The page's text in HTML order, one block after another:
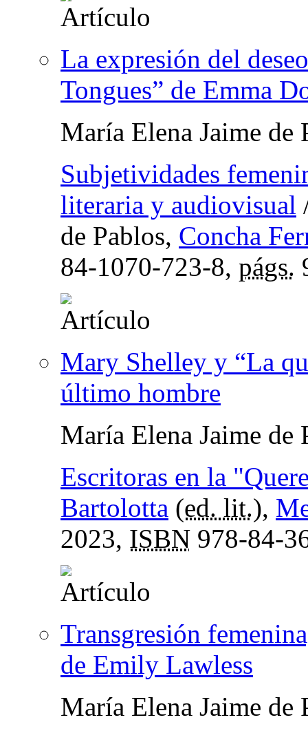
La expresión del
Tongues” de Emma
María Elena Jaime de
Subjetividades
literaria y audiovisual
de Pablos, Concha
84-1070-723-8, págs.
Mary Shelley y “La
último hombre
María Elena Jaime de
Escritoras en la
Bartolotta (ed. lit.),
2023, ISBN 978-84-
Transgresión
de Emily Lawless
María Elena Jaime de